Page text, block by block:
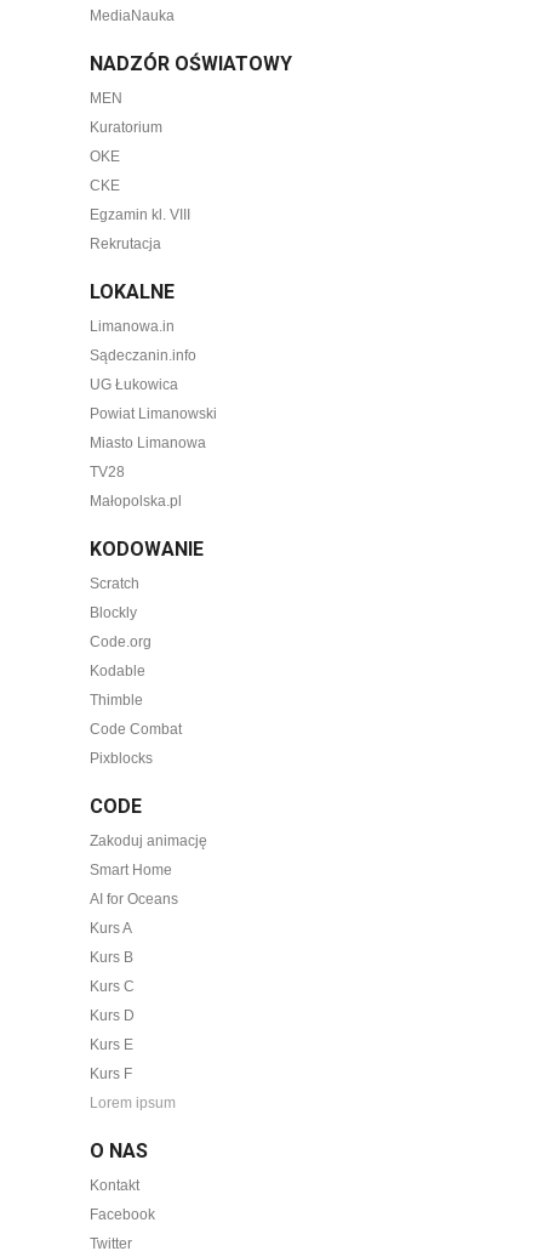
MediaNauka
NADZÓR OŚWIATOWY
MEN
Kuratorium
OKE
CKE
Egzamin kl. VIII
Rekrutacja
LOKALNE
Limanowa.in
Sądeczanin.info
UG Łukowica
Powiat Limanowski
Miasto Limanowa
TV28
Małopolska.pl
KODOWANIE
Scratch
Blockly
Code.org
Kodable
Thimble
Code Combat
Pixblocks
CODE
Zakoduj animację
Smart Home
AI for Oceans
Kurs A
Kurs B
Kurs C
Kurs D
Kurs E
Kurs F
Lorem ipsum
O NAS
Kontakt
Facebook
Twitter